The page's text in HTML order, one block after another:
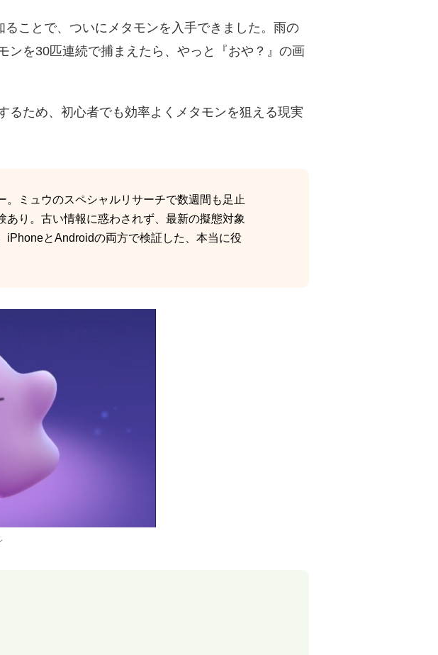
ことで、ついにメタモンを入手できました。雨の
ンを30匹連続で捕まえたら、やっと『おや？』の画
るため、初心者でも効率よくメタモンを狙える現実
ミュウのスペシャルリサーチで数週間も足止
り。古い情報に惑わされず、最新の擬態対象
iPhoneとAndroidの両方で検証した、本当に役